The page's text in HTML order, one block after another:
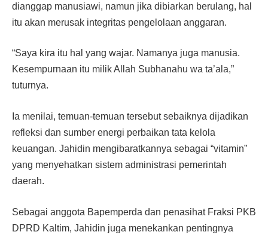
dianggap manusiawi, namun jika dibiarkan berulang, hal
itu akan merusak integritas pengelolaan anggaran.
“Saya kira itu hal yang wajar. Namanya juga manusia.
Kesempurnaan itu milik Allah Subhanahu wa ta’ala,”
tuturnya.
Ia menilai, temuan-temuan tersebut sebaiknya dijadikan
refleksi dan sumber energi perbaikan tata kelola
keuangan. Jahidin mengibaratkannya sebagai “vitamin”
yang menyehatkan sistem administrasi pemerintah
daerah.
Sebagai anggota Bapemperda dan penasihat Fraksi PKB
DPRD Kaltim, Jahidin juga menekankan pentingnya